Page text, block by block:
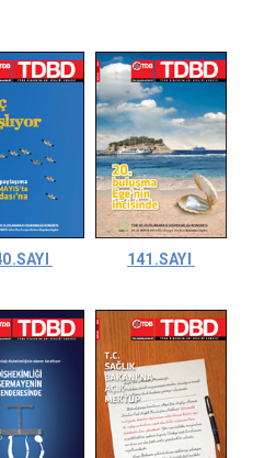
141.SAYI